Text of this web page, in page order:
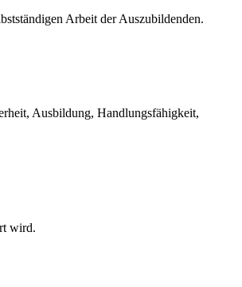
Arbeit der Auszubildenden.
Ausbildung, Handlungsfähigkeit,
wird.